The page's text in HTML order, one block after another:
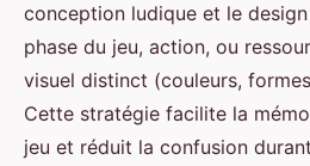
conception ludique et le
phase du jeu, action, ou
visuel distinct (couleurs,
Cette stratégie facilite la
jeu et réduit la confusion